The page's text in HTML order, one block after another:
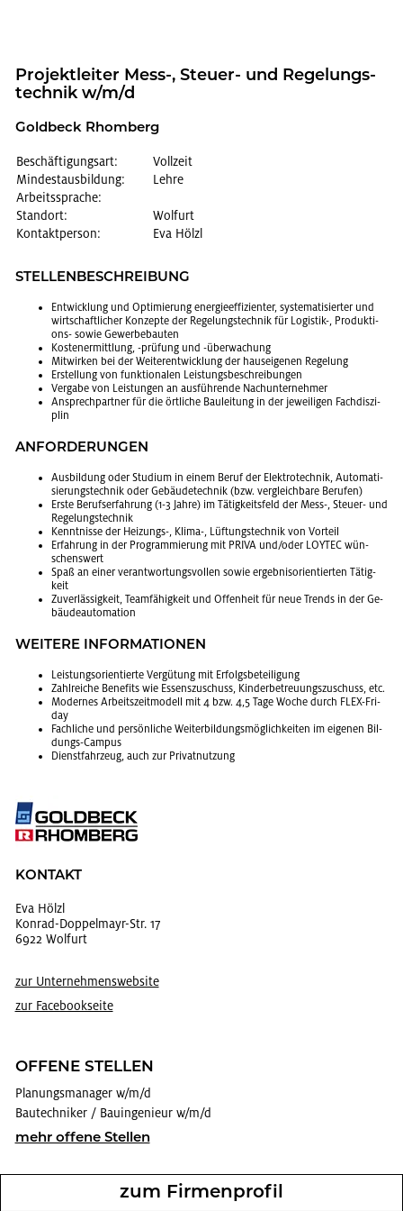
Pro­jekt­lei­ter Mess-, Steu­er- und Re­ge­lungs­
tech­nik w/m/d
Gold­beck Rhom­berg
Beschäftigungsart:
Vollzeit
Mindestausbildung:
Lehre
Arbeitssprache:
Standort:
Wolfurt
Kontaktperson:
Eva Hölzl
STEL­LEN­BE­SCHREI­BUNG
Ent­wick­lung und Op­ti­mie­rung en­er­gie­ef­fi­zi­en­ter, sys­te­ma­ti­sier­ter und
wirt­schaft­li­cher Kon­zep­te der Re­ge­lungs­tech­nik für Lo­gis­tik-, Pro­duk­ti­
ons- sowie Ge­wer­be­bau­ten
Kos­ten­er­mitt­lung, -prü­fung und -über­wa­chung
Mit­wir­ken bei der Wei­ter­ent­wick­lung der haus­ei­ge­nen Re­ge­lung
Er­stel­lung von funk­tio­na­len Leis­tungs­be­schrei­bun­gen
Ver­ga­be von Leis­tun­gen an aus­füh­ren­de Nach­un­ter­neh­mer
An­sprech­part­ner für die ört­li­che Bau­lei­tung in der je­wei­li­gen Fach­dis­zi­
plin
AN­FOR­DE­RUN­GEN
Aus­bil­dung oder Stu­di­um in einem Beruf der Elek­tro­tech­nik, Au­to­ma­ti­
sie­rungs­tech­nik oder Ge­bäu­de­tech­nik (bzw. ver­gleich­ba­re Be­ru­fen)
Erste Be­rufs­er­fah­rung (1-3 Jahre) im Tä­tig­keits­feld der Mess-, Steu­er- und
Re­ge­lungs­tech­nik
Kennt­nis­se der Hei­zungs-, Klima-, Lüf­tungs­tech­nik von Vor­teil
Er­fah­rung in der Pro­gram­mie­rung mit PRIVA und/oder LOY­TEC wün­
schens­wert
Spaß an einer ver­ant­wor­tungs­vol­len sowie er­geb­nis­ori­en­tier­ten Tä­tig­
keit
Zu­ver­läs­sig­keit, Team­fä­hig­keit und Of­fen­heit für neue Trends in der Ge­
bäu­de­au­to­ma­ti­on
WEI­TE­RE IN­FOR­MA­TIO­NEN
Leis­tungs­ori­en­tier­te Ver­gü­tung mit Er­folgs­be­tei­li­gung
Zahl­rei­che Be­ne­fits wie Es­sens­zu­schuss, Kin­der­be­treu­ungs­zu­schuss, etc.
Mo­der­nes Ar­beits­zeit­mo­dell mit 4 bzw. 4,5 Tage Woche durch FLEX-Fri­
day
Fach­li­che und per­sön­li­che Wei­ter­bil­dungs­mög­lich­kei­ten im ei­ge­nen Bil­
dungs-Cam­pus
Dienst­fahr­zeug, auch zur Pri­vat­nut­zung
KON­TAKT
Eva Hölzl
Kon­rad-Dop­pel­mayr-Str. 17
6922 Wol­furt
zur Un­ter­neh­mens­web­site
zur Face­book­sei­te
OF­FE­NE STEL­LEN
Pla­nungs­ma­na­ger w/m/d
Bau­tech­ni­ker / Bau­in­ge­nieur w/m/d
mehr of­fe­ne Stel­len
zum Fir­men­pro­fil